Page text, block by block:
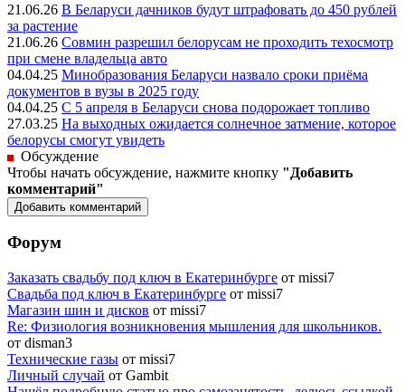
21.06.26 В Беларуси дачников будут штрафовать до 450 рублей
за растение
21.06.26 Совмин разрешил белорусам не проходить техосмотр
при смене владельца авто
04.04.25 Минобразования Беларуси назвало сроки приёма
документов в вузы в 2025 году
04.04.25 С 5 апреля в Беларуси снова подорожает топливо
27.03.25 На выходных ожидается солнечное затмение, которое
белорусы смогут увидеть
Обсуждение
Чтобы начать обсуждение, нажмите кнопку "Добавить
комментарий"
Форум
Заказать свадьбу под ключ в Екатеринбурге от missi7
Cвадьба под ключ в Екатеринбурге от missi7
Магазин шин и дисков от missi7
Re: Физиология возникновения мышления для школьников.
от disman3
Технические газы от missi7
Личный случай от Gambit